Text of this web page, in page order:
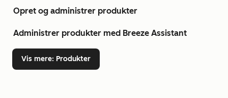
Opret og administrer produkter
Administrer produkter med Breeze Assistant
Vis mere: Produkter